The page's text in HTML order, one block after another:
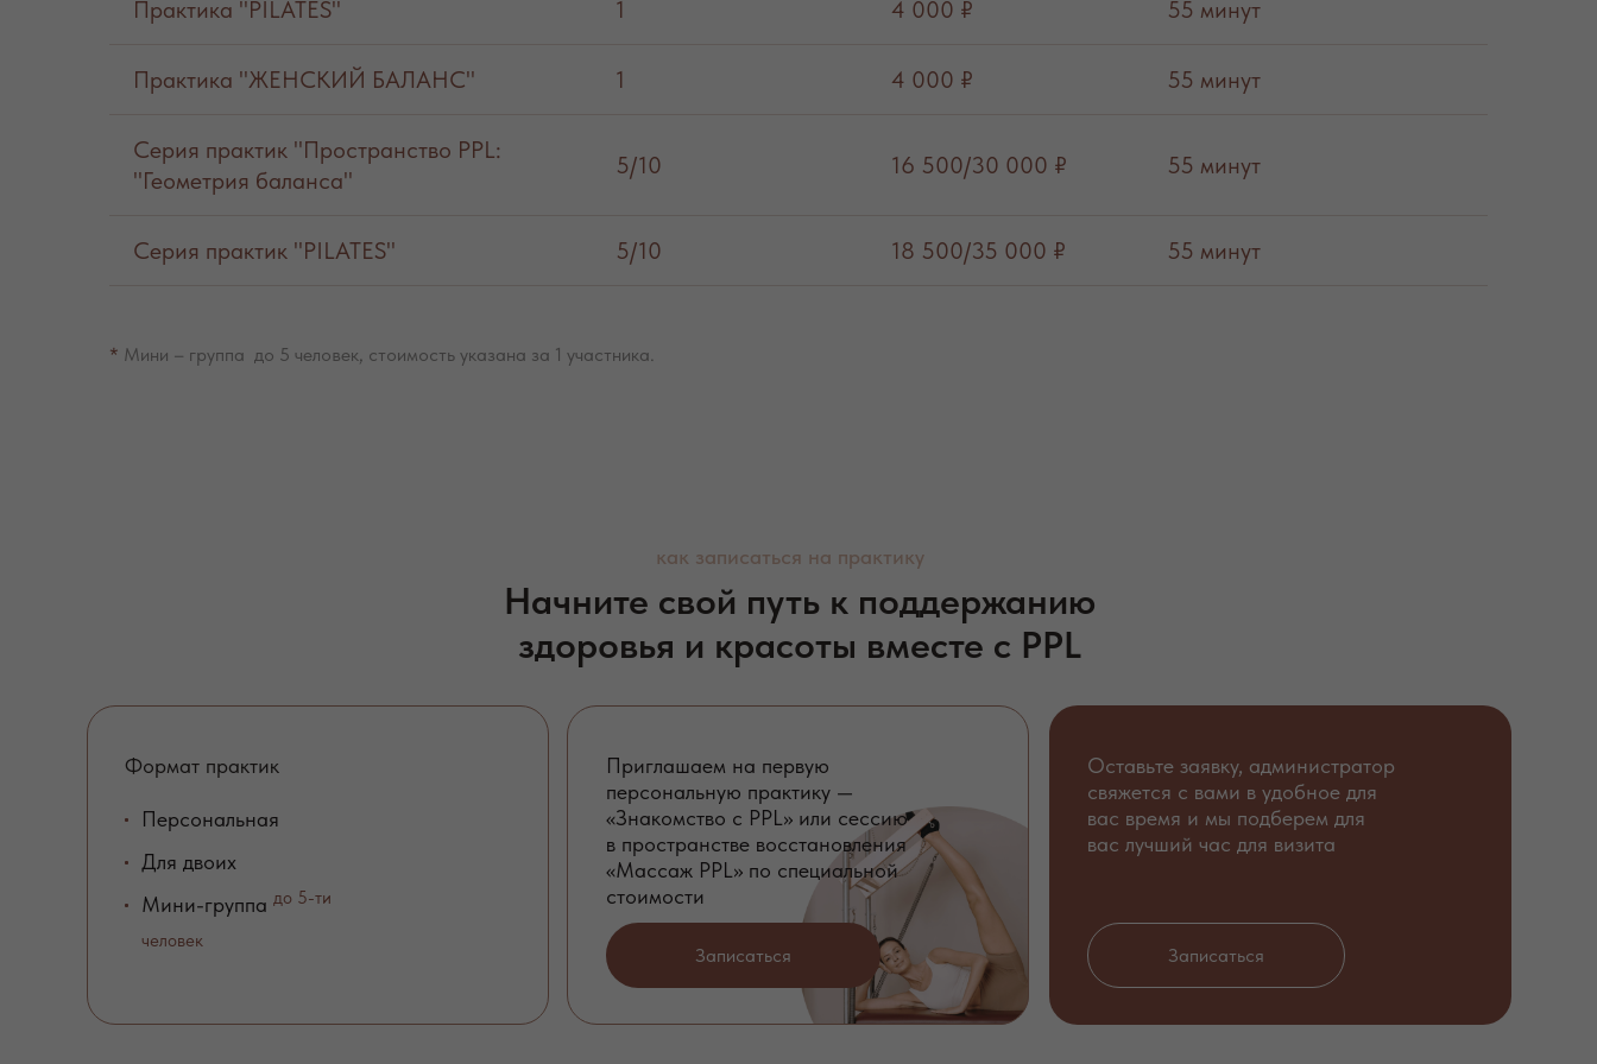
Практика "PILATES" 1 4 000 ₽ 55 минут
Практика "ЖЕНСКИЙ БАЛАНС" 1 4 000 ₽ 55 минут
Серия практик "Пространство PPL:
"Геометрия баланса"
5/10 16 500/30 000 ₽ 55 минут
Серия практик "PILATES" 5/10 18 500/35 000 ₽ 55 минут
* Мини – группа до 5 человек, стоимость указана за 1 участника.
как записаться на практику
Начните свой путь к поддержанию
здоровья и красоты вместе с PPL
Формат практик
Персональная
Для двоих
Мини-группа до 5-ти
человек
Приглашаем на первую
персональную практику —
«Знакомство с PPL» или сессию
в пространстве восстановления
«Массаж PPL» по специальной
стоимости
Записаться
Оставьте заявку, администратор
свяжется с вами в удобное для
вас время и мы подберем для
вас лучший час для визита
Записаться